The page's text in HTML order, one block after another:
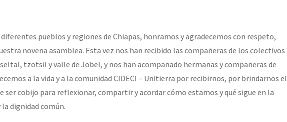
contra a Humanidad”
contra a Humanidade”
pueblos y regiones de Chiapas, honramos y agradecemos con respeto,
novena asamblea. Esta vez nos han recibido las compañeras de los colectivos
tzotsil y valle de Jobel, y nos han acompañado hermanas y compañeras de
a la vida y a la comunidad CIDECI – Unitierra por recibirnos, por brindarnos el
ser cobijo para reflexionar, compartir y acordar cómo estamos y qué sigue en la
dignidad común.